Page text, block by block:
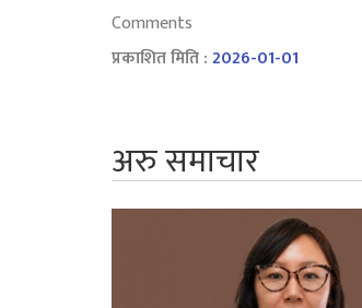
Comments
प्रकाशित मिति :2026-01-01
अरु समाचार